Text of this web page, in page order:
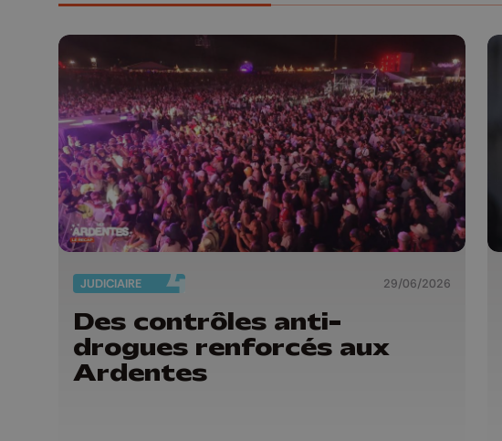
JUDICIAIRE 29/06/2026
Des contrôles anti-
drogues renforcés aux
Ardentes